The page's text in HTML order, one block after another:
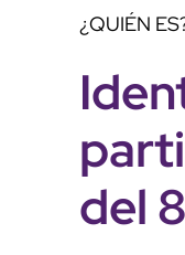
¿QUIÉN
del